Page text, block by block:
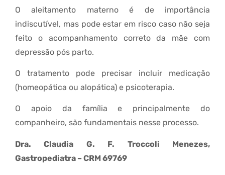
O aleitamento materno é de importância
indiscutível, mas pode estar em risco caso não seja
feito o acompanhamento correto da mãe com
depressão pós parto.
O tratamento pode precisar incluir medicação
(homeopática ou alopática) e psicoterapia.
O apoio da família e principalmente do
companheiro, são fundamentais nesse processo.
Dra. Claudia G. F. Troccoli Menezes,
Gastropediatra – CRM 69769